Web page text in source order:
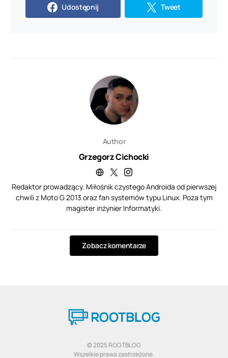
Udostępnij Tweet
Author
Grzegorz Cichocki
Redaktor prowadzący. Miłośnik czystego Androida od pierwszej
chwili z Moto G 2013 oraz fan systemów typu Linux. Poza tym
magister inżynier Informatyki.
Zobacz komentarze
© 2025 ROOTBLOG
Wszelkie prawa zastrzeżone.